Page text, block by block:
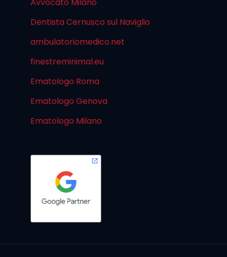
Dentista Cernusco sul Naviglio
ambulatoriomedico.net
finestreminimal.eu
Ematologo Roma
Ematologo Genova
Ematologo Milano